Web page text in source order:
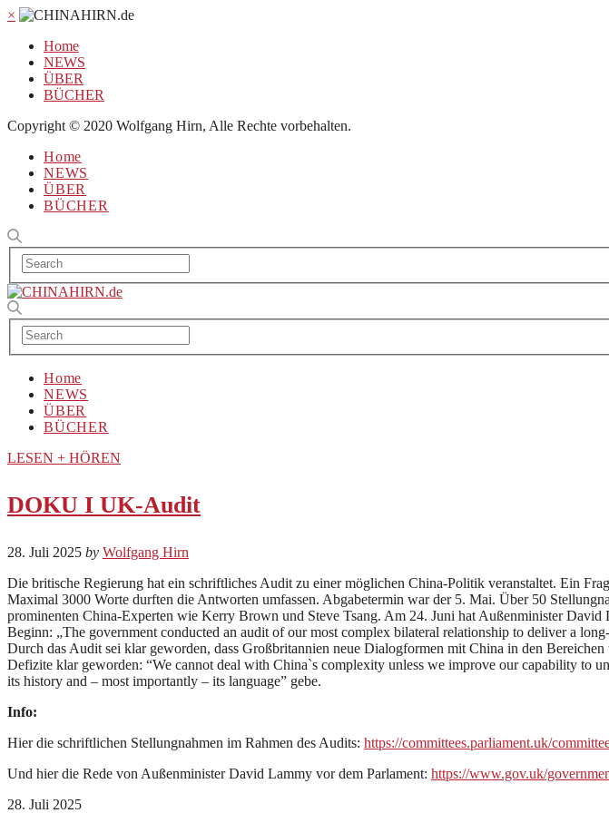
×
Home
NEWS
ÜBER
BÜCHER
Copyright © 2020 Wolfgang Hirn, Alle Rechte vorbehalten.
Home
NEWS
ÜBER
BÜCHER
Home
NEWS
ÜBER
BÜCHER
LESEN + HÖREN
DOKU I UK-Audit
28. Juli 2025 by Wolfgang Hirn
Die britische Regierung hat ein schriftliches Audit zu einer möglichen China-Politik veranstaltet. Ein
Maximal 3000 Worte durften die Antworten umfassen. Abgabetermin war der 5. Mai. Über 50
prominenten China-Experten wie Kerry Brown und Steve Tsang. Am 24. Juni hat Außenminister
Beginn: „The government conducted an audit of our most complex bilateral relationship to deliver a
Durch das Audit sei klar geworden, dass Großbritannien neue Dialogformen mit China in den
Defizite klar geworden: “We cannot deal with China`s complexity unless we improve our capability to
its history and – most importantly – its language” gebe.
Info:
Hier die schriftlichen Stellungnahmen im Rahmen des Audits: https://committees.parliament.uk/
Und hier die Rede von Außenminister David Lammy vor dem Parlament: https://www.gov.uk/
28. Juli 2025